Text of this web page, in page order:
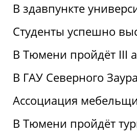
В здавпункте
Студенты успешно
В Тюмени пройдёт III
В ГАУ Северного
Ассоциация
В Тюмени пройдёт